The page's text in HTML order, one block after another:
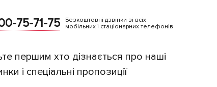
75-71-75
Безкоштовні дзвінки зі всіх
мобільних і стаціонарних телефонів
першим хто дізнається про наші
і спеціальні пропозиції